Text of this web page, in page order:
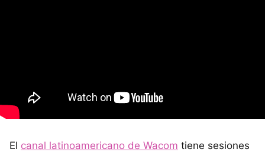
El canal latinoamericano de Wacom tiene sesiones